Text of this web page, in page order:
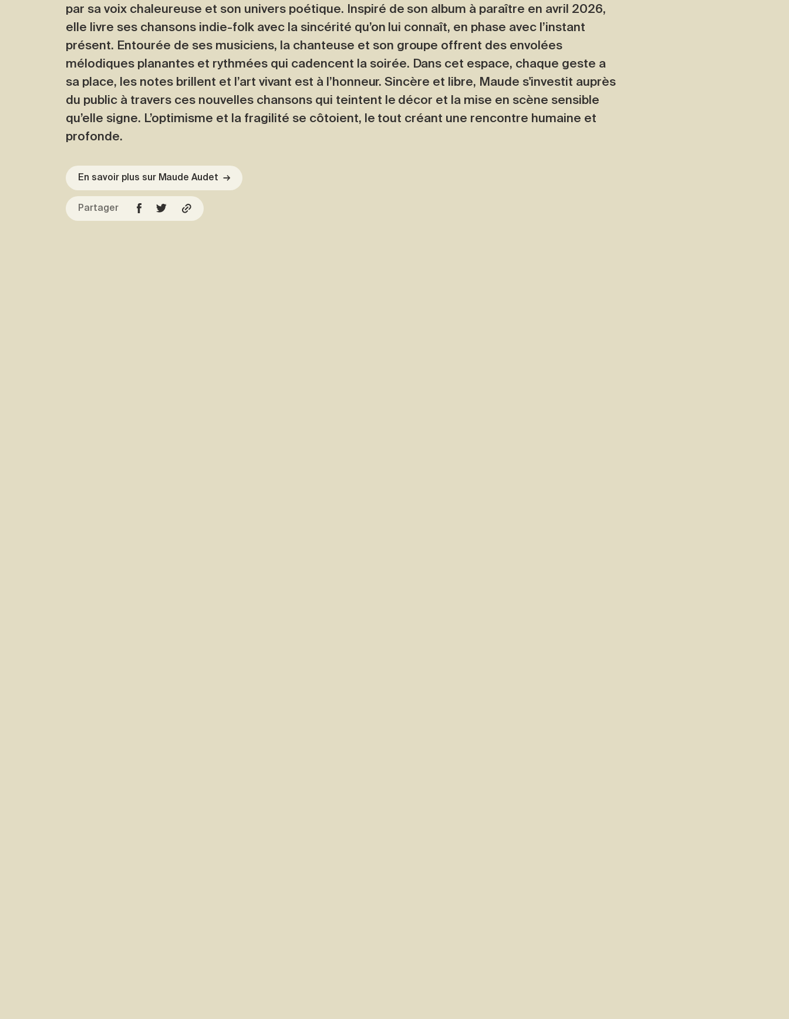
par sa voix chaleureuse et son univers poétique. Inspiré de son album à paraître en avril 2026,
elle livre ses chansons indie-folk avec la sincérité qu’on lui connaît, en phase avec l’instant
présent. Entourée de ses musiciens, la chanteuse et son groupe offrent des envolées
mélodiques planantes et rythmées qui cadencent la soirée. Dans cet espace, chaque geste a
sa place, les notes brillent et l’art vivant est à l’honneur. Sincère et libre, Maude s'investit auprès
du public à travers ces nouvelles chansons qui teintent le décor et la mise en scène sensible
qu’elle signe. L’optimisme et la fragilité se côtoient, le tout créant une rencontre humaine et
profonde.
En savoir plus sur Maude Audet→
Partager Facebook
TwitterCopier l'URL